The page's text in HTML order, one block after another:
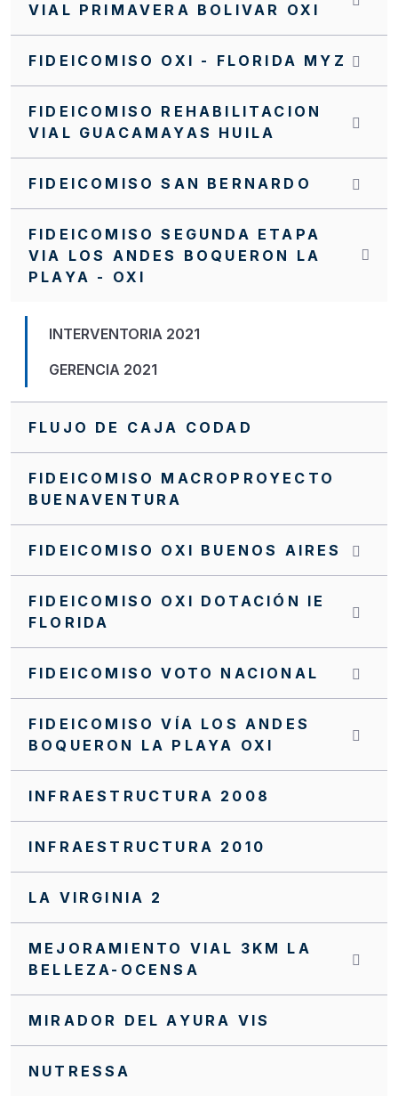
VIAL PRIMAVERA BOLIVAR OXI
FIDEICOMISO OXI - FLORIDA MYZ
FIDEICOMISO REHABILITACION
VIAL GUACAMAYAS HUILA
FIDEICOMISO SAN BERNARDO
FIDEICOMISO SEGUNDA ETAPA
VIA LOS ANDES BOQUERON LA
PLAYA - OXI
INTERVENTORIA 2021
GERENCIA 2021
FLUJO DE CAJA CODAD
FIDEICOMISO MACROPROYECTO
BUENAVENTURA
FIDEICOMISO OXI BUENOS AIRES
FIDEICOMISO OXI DOTACIÓN IE
FLORIDA
FIDEICOMISO VOTO NACIONAL
FIDEICOMISO VÍA LOS ANDES
BOQUERON LA PLAYA OXI
INFRAESTRUCTURA 2008
INFRAESTRUCTURA 2010
LA VIRGINIA 2
MEJORAMIENTO VIAL 3KM LA
BELLEZA-OCENSA
MIRADOR DEL AYURA VIS
NUTRESSA